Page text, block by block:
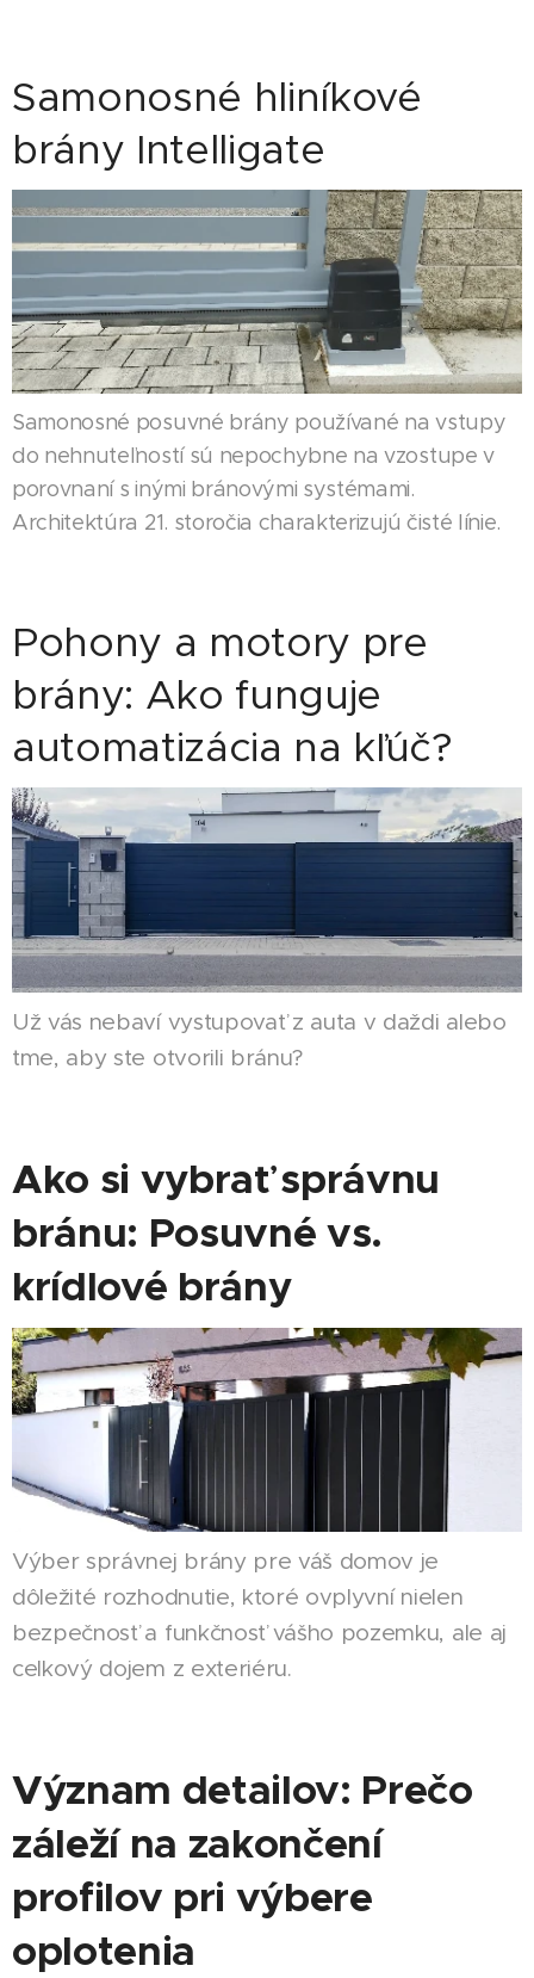
Samonosné hliníkové
brány Intelligate
Samonosné posuvné brány používané na vstupy
do nehnuteľností sú nepochybne na vzostupe v
porovnaní s inými bránovými systémami.
Architektúra 21. storočia charakterizujú čisté línie.
Pohony a motory pre
brány: Ako funguje
automatizácia na kľúč?
Už vás nebaví vystupovať z auta v daždi alebo
tme, aby ste otvorili bránu?
Ako si vybrať správnu
bránu: Posuvné vs.
krídlové brány
Výber správnej brány pre váš domov je
dôležité rozhodnutie, ktoré ovplyvní nielen
bezpečnosť a funkčnosť vášho pozemku, ale aj
celkový dojem z exteriéru.
Význam detailov: Prečo
záleží na zakončení
profilov pri výbere
oplotenia